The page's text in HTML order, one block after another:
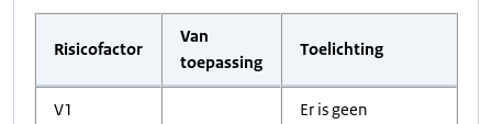
Risicofactor
Van
toepassing
Toelichting
V1
Er is geen